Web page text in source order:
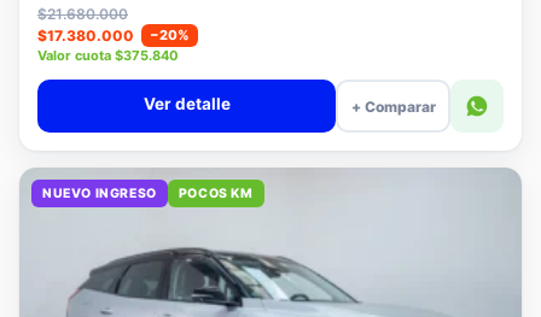
Lista
$21.680.000
$17.380.000
−20%
Valor cuota $375.840
+ Comparar